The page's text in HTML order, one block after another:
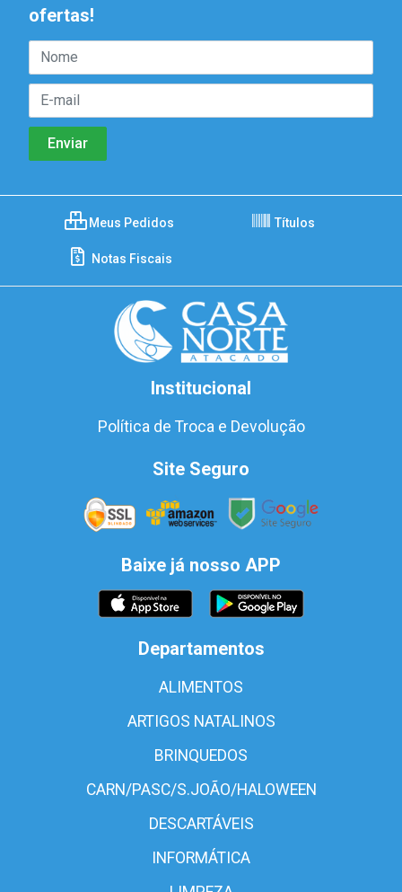
ofertas!
Meus Pedidos Títulos
Notas Fiscais
Institucional
Política de Troca e Devolução
Site Seguro
Baixe já nosso APP
Departamentos
ALIMENTOS
ARTIGOS NATALINOS
BRINQUEDOS
CARN/PASC/S.JOÃO/HALOWEEN
DESCARTÁVEIS
INFORMÁTICA